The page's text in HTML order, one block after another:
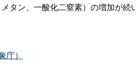
ン、一酸化二窒素）の増加が続
）